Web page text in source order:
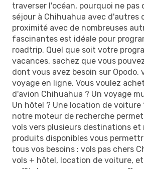
traverser l'océan, pourquoi ne pas
séjour à Chihuahua avec d'autres
proximité avec de nombreuses
fascinantes est idéale pour
roadtrip. Quel que soit votre
vacances, sachez que vous
dont vous avez besoin sur Opodo,
voyage en ligne. Vous voulez
d'avion Chihuahua ? Un voyage
Un hôtel ? Une location de voiture
notre moteur de recherche
vols vers plusieurs destinations
produits disponibles vous
tous vos besoins : vols pas chers
vols + hôtel, location de voiture,